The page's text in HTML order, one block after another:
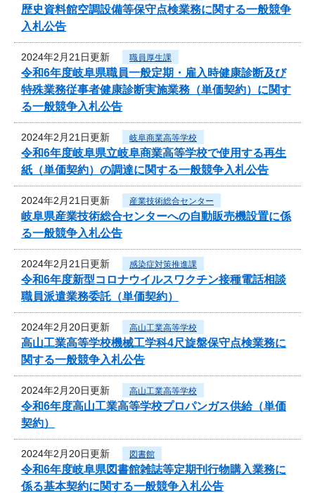
歴史資料館空調設備等保守点検業務に関する一般競争
入札公告
2024年2月21日更新 職員厚生課
令和6年度岐阜県職員一般定期・雇入時健康診断及び
特殊業務従事者健康診断実施業務（単価契約）に関す
る一般競争入札公告
2024年2月21日更新 岐阜商業高等学校
令和6年度岐阜県立岐阜商業高等学校で使用する再生
紙（単価契約）の調達に関する一般競争入札公告
2024年2月21日更新 産業技術総合センター
岐阜県産業技術総合センターへの自動販売機設置に係
る一般競争入札公告
2024年2月21日更新 感染症対策推進課
令和6年度新型コロナウイルスワクチン接種電話相談
職員派遣業務委託（単価契約）
2024年2月20日更新 高山工業高等学校
高山工業高等学校機械工学科4尺旋盤保守点検業務に
関する一般競争入札公告
2024年2月20日更新 高山工業高等学校
令和6年度高山工業高等学校プロパンガス供給（単価
契約）
2024年2月20日更新 図書館
令和6年度岐阜県図書館雑誌等定期刊行物購入業務に
係る基本契約に関する一般競争入札公告